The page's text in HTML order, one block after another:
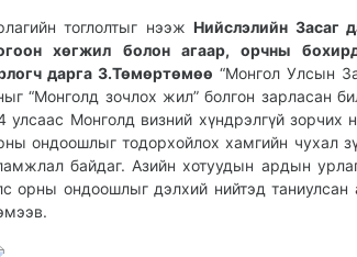
тоглолтыг нээжНийслэлийн Засаг
хөгжил болон агаар, орчны
дарга З.Төмөртөмөө “Монгол Улсын
“Монголд зочлох жил” болгон зарласан
улсаас Монголд визний хүндрэлгүй зорчих
ондоошлыг тодорхойлох хамгийн чухал
байдаг. Азийн хотуудын ардын
орны ондоошлыг дэлхий нийтэд